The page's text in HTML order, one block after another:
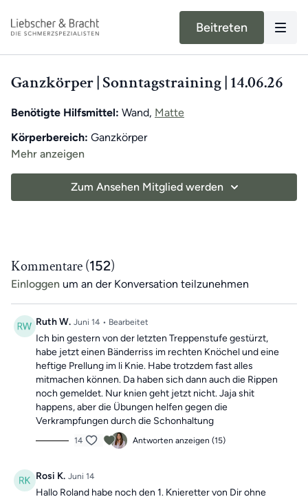
Beitreten
Ganzkörper | Sonntagstraining | 14.06.26
Benötigte Hilfsmittel: Wand, Matte
Körperbereich: Ganzkörper
Unser moderner Alltag kann unsere Bewegung stark
einschränken. Dadurch können in Muskeln und
Fasziengewebe Verkürzungen auftreten, die Schmerzen
Die Übungen kombinieren Elemente eines
Ganzkörpertrainings mit wechselnden Schwerpunkten
verbessernund Beschwerden aktiv entgegenzuwirken.
Mach dir keine Sorgen, falls du mal einen Tag verpasst,
denn die Übungseinheiten sind unabhängig voneinander.
In der Kategorie“Vergangene Trainings des Tages”
findest du jederzeitalle vergangen Einheiten.
Mehr anzeigen
Zum Ansehen Mitglied werden
Kommentare (152)
Einloggen um an der Konversation teilzunehmen
Ruth W. Juni 14 • Bearbeitet
Ich bin gestern von der letzten Treppenstufe gestürzt,
habe jetzt einen Bänderriss im rechten Knöchel und eine
heftige Prellung im li Knie. Habe trotzdem fast alles
mitmachen können. Da haben sich dann auch die Rippen
noch gemeldet. Nur knien geht jetzt nicht. Jaja shit
happens, aber die Übungen helfen gegen die
Verkrampfungen durch die Schonhaltung
14 Antworten anzeigen (15)
Rosi K. Juni 14
Hallo Roland habe noch den 1. Κnieretter von Dir ohne